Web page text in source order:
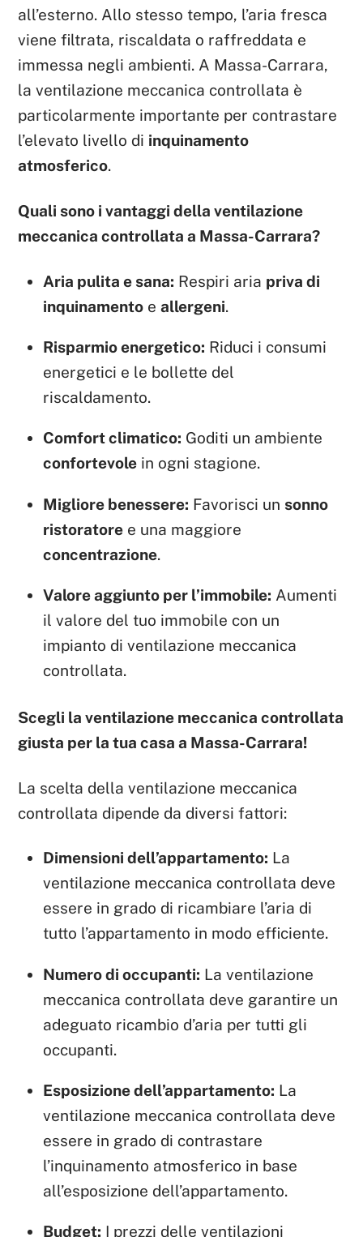
all’esterno. Allo stesso tempo, l’aria fresca
viene filtrata, riscaldata o raffreddata e
immessa negli ambienti. A Massa-Carrara,
la ventilazione meccanica controllata è
particolarmente importante per contrastare
l’elevato livello di inquinamento
atmosferico.
Quali sono i vantaggi della ventilazione
meccanica controllata a Massa-Carrara?
Aria pulita e sana: Respiri aria priva di
inquinamento eallergeni.
Risparmio energetico: Riduci i consumi
energetici e le bollette del
riscaldamento.
Comfort climatico: Goditi un ambiente
confortevole in ogni stagione.
Migliore benessere: Favorisci un sonno
ristoratore e una maggiore
concentrazione.
Valore aggiunto per l’immobile: Aumenti
il valore del tuo immobile con un
impianto di ventilazione meccanica
controllata.
Scegli la ventilazione meccanica controllata
giusta per la tua casa a Massa-Carrara!
La scelta della ventilazione meccanica
controllata dipende da diversi fattori:
Dimensioni dell’appartamento: La
ventilazione meccanica controllata deve
essere in grado di ricambiare l’aria di
tutto l’appartamento in modo efficiente.
Numero di occupanti: La ventilazione
meccanica controllata deve garantire un
adeguato ricambio d’aria per tutti gli
occupanti.
Esposizione dell’appartamento: La
ventilazione meccanica controllata deve
essere in grado di contrastare
l’inquinamento atmosferico in base
all’esposizione dell’appartamento.
Budget: I prezzi delle ventilazioni